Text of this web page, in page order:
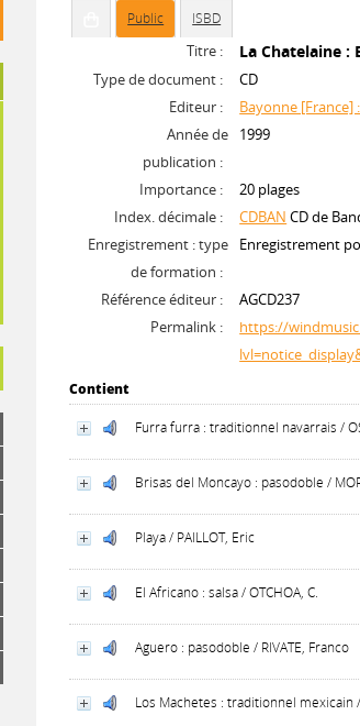
Public ISBD
Titre : La Chatelaine :
Type de document :
CD
Editeur :
Bayonne [France]
Année de
publication :
1999
Importance :
20 plages
Index. décimale :
CDBAN CD de
Enregistrement : type
de formation :
Enregistrement
Référence éditeur :
AGCD237
Permalink :
https://
Contient
Furra furra : traditionnel navarrais /
Brisas del Moncayo : pasodoble /
Playa / PAILLOT, Eric
El Africano : salsa / OTCHOA, C.
Aguero : pasodoble / RIVATE, Franco
Los Machetes : traditionnel mexicain /